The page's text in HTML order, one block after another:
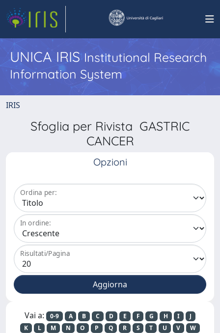
UNICA IRISInstitutional Research
Information System
IRIS
Sfoglia per Rivista GASTRIC
CANCER
Opzioni
Ordina per:
In ordine:
Risultati/Pagina
Vai a: 0-9 A B C D E F G H I
J
K
L M N O P Q R S T U V
W